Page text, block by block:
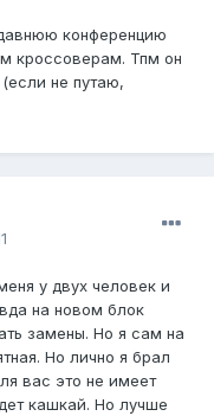
конференцию
кроссоверам. Тпм он
не путаю,
у двух человек и
на новом блок
замены. Но я сам на
Но лично я брал
вас это не имеет
кашкай. Но лучше